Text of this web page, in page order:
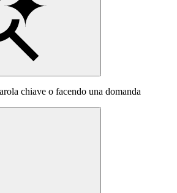
chiave o facendo una domanda